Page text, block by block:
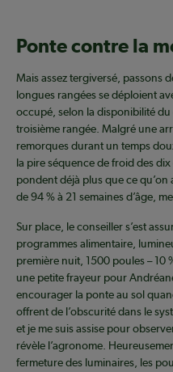
Ponte contre la
Mais assez tergiversé, passons
longues rangées se déploient
occupé, selon la disponibilité
troisième rangée. Malgré une
remorques durant un temps
la pire séquence de froid des
pondent déjà plus que ce
de 94 % à 21 semaines d’âge,
Sur place, le conseiller s’est
programmes alimentaire,
première nuit, 1500 poules – 10
une petite frayeur pour
encourager la ponte au sol
offrent de l’obscurité dans le
et je me suis assise pour
révèle l’agronome.
fermeture des luminaires, les